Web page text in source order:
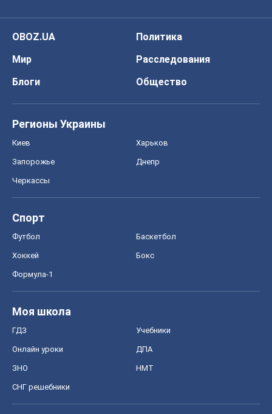
OBOZ.UA
Политика
Мир
Расследования
Блоги
Общество
Регионы Украины
Киев Харьков
Запорожье Днепр
Черкассы
Спорт
Футбол Баскетбол
Хоккей Бокс
Формула-1
Моя школа
ГДЗ Учебники
Онлайн уроки ДПА
ЗНО НМТ
СНГ решебники